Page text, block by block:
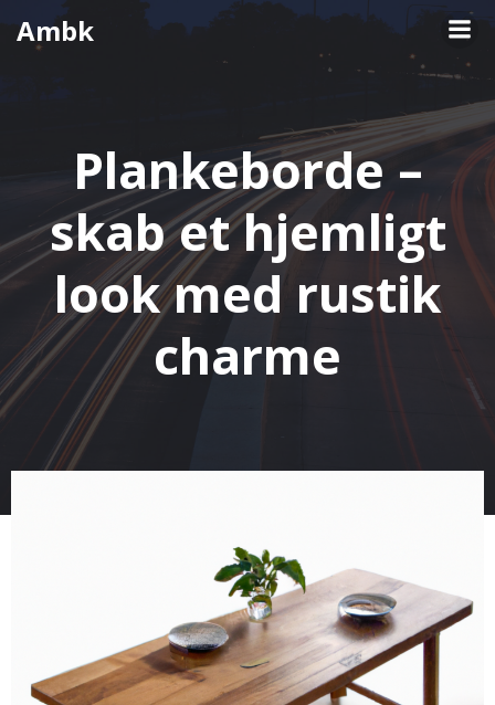
Videre
Ambk
Plankeborde –
skab et hjemligt
look med rustik
charme